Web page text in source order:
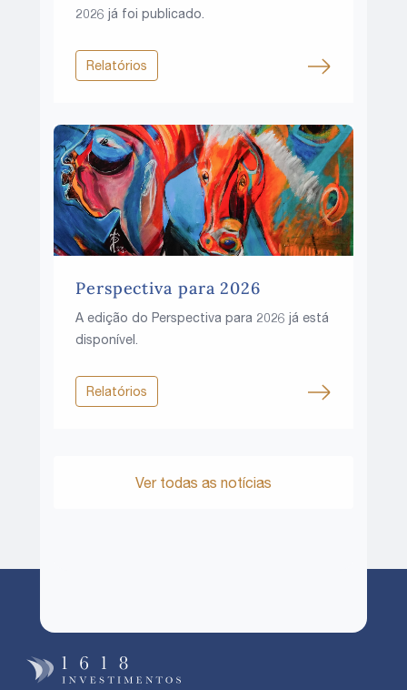
2026 já foi publicado.
Relatórios
Perspectiva para 2026
A edição do Perspectiva para 2026 já está
disponível.
Relatórios
Ver todas as notícias